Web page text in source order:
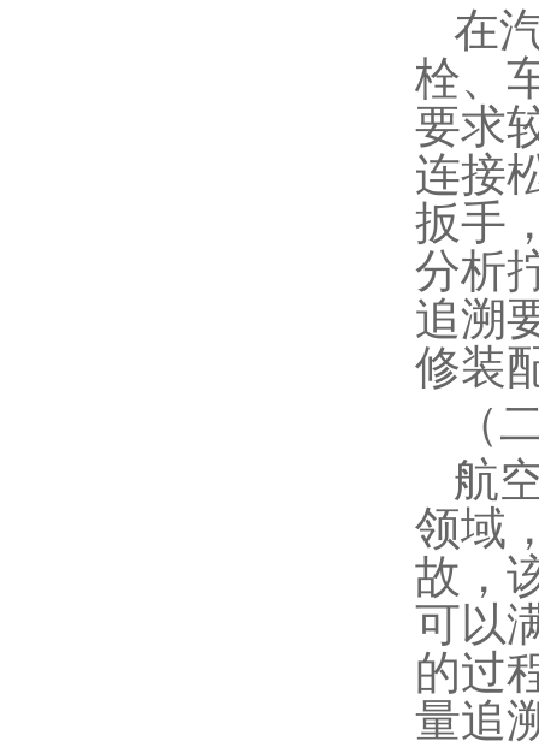
在
栓、
要求
连接
扳手
分析
追溯
修装
（
航
领域
故，
可以
的过
量追